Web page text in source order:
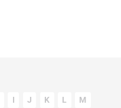
I J K L M